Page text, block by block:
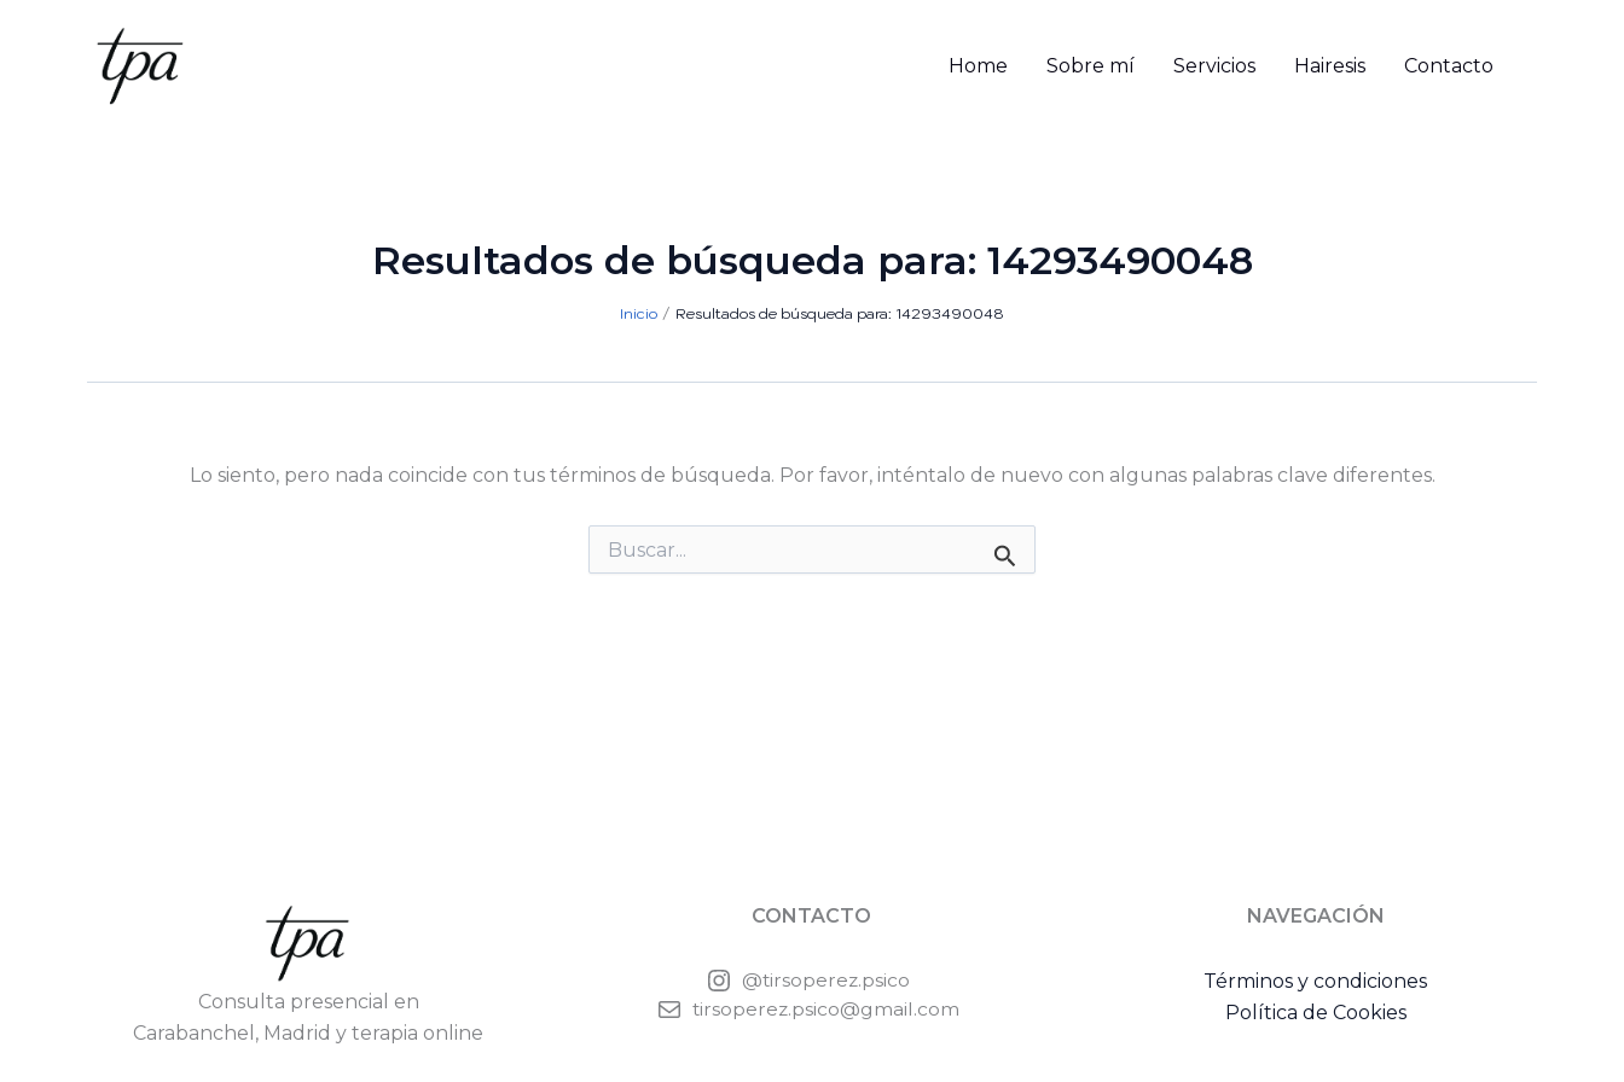
Home Sobre mí Servicios Hairesis Contacto
Resultados de búsqueda para: 14293490048
Inicio Resultados de búsqueda para: 14293490048
Lo siento, pero nada coincide con tus términos de búsqueda. Por favor, inténtalo de nuevo con algunas palabras clave diferentes.
Buscar
por:
Consulta presencial en
Carabanchel, Madrid y terapia online
CONTACTO
@tirsoperez.psico
tirsoperez.psico@gmail.com
NAVEGACIÓN
Términos y condiciones
Política de Cookies